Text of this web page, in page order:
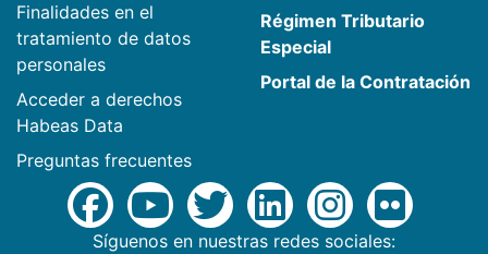
Finalidades en el
tratamiento de datos
personales
Acceder a derechos
Habeas Data
Preguntas frecuentes
Régimen Tributario
Especial
Portal de la Contratación
Síguenos en nuestras redes sociales: